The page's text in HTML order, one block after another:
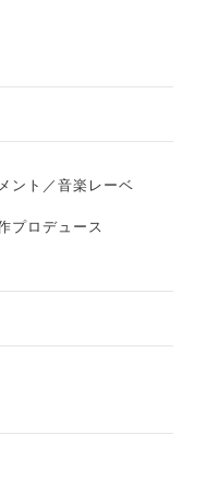
ント／音楽レーベ
プロデュース